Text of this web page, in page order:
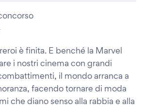
è finita. E benché la Marvel
i nostri cinema con grandi
il mondo arranca a
facendo tornare di moda
che diano senso alla rabbia e alla